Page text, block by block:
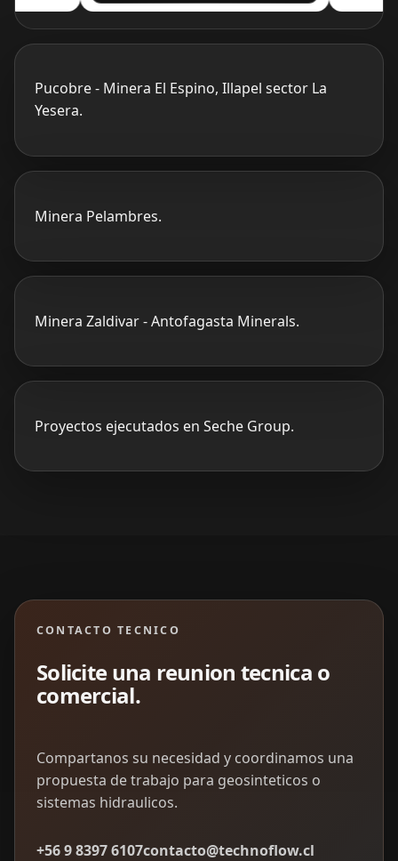
Pucobre - Minera El Espino, Illapel sector La
Yesera.
Minera Pelambres.
Minera Zaldivar - Antofagasta Minerals.
Proyectos ejecutados en Seche Group.
CONTACTO TECNICO
Solicite una reunion tecnica o
comercial.
Compartanos su necesidad y coordinamos una
propuesta de trabajo para geosinteticos o
sistemas hidraulicos.
+56 9 8397 6107contacto@technoflow.cl